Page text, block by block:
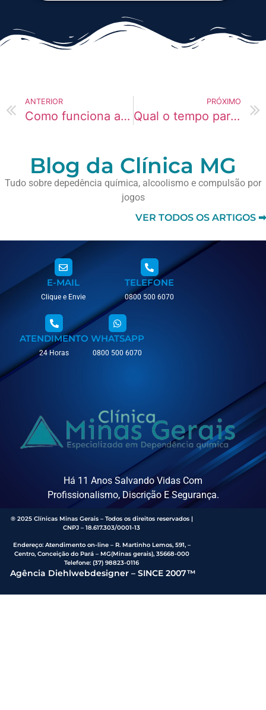
ANTERIOR
Como funciona a abstinência de drogas?
PRÓXIMO
Qual o tempo para desenvolver dependência de cocaína?
Blog da Clínica MG
Tudo sobre depedência química, alcoolismo e compulsão por
jogos
VER TODOS OS ARTIGOS ➡
E-MAIL
Clique e Envie
TELEFONE
0800 500 6070
ATENDIMENTO
24 Horas
WHATSAPP
0800 500 6070
Há 11 Anos Salvando Vidas Com
Profissionalismo, Discrição E Segurança.
® 2025 Clínicas Minas Gerais – Todos os direitos reservados |
CNPJ – 18.617.303/0001-13
Endereço: Atendimento on-line – R. Martinho Lemos, 591, –
Centro, Conceição do Pará – MG(Minas gerais), 35668-000
Telefone:(37) 98823-0116
Agência Diehlwebdesigner – SINCE 2007™